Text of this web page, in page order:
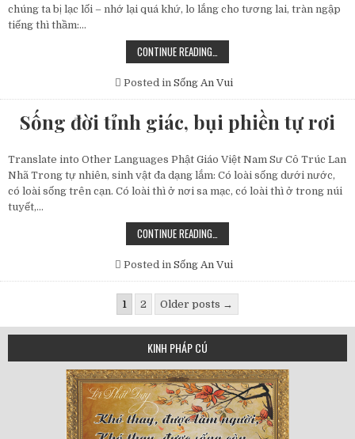
chúng ta bị lạc lối – nhớ lại quá khứ, lo lắng cho tương lai, tràn ngập
tiếng thì thầm:…
CONTINUE READING…
TỈNH
CUỘC
ĐỜI
TRONG
TỪNG
HƠI
THỞ
Posted in Sống An Vui
Sống đời tỉnh giác, bụi phiền tự rơi
Translate into Other Languages Phật Giáo Việt Nam Sư Cô Trúc Lan
Nhã Trong tự nhiên, sinh vật đa dạng lắm: Có loài sống dưới nước,
có loài sống trên cạn. Có loài thì ở nơi sa mạc, có loài thì ở trong núi
tuyết,…
CONTINUE READING…
ĐỜI
GIÁC,
BỤI
PHIỀN
TỰ
RƠI
Posted in Sống An Vui
navigation
1 2 Older posts →
KINH PHÁP CÚ